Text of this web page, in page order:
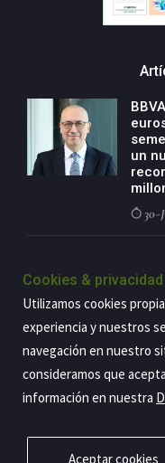
un
30-
de
29-
Cookies & privacidad
Utilizamos cookies
experiencia y nuestros
navegación en nuestro
consideramos que
información en nuestra
Aceptar cookies